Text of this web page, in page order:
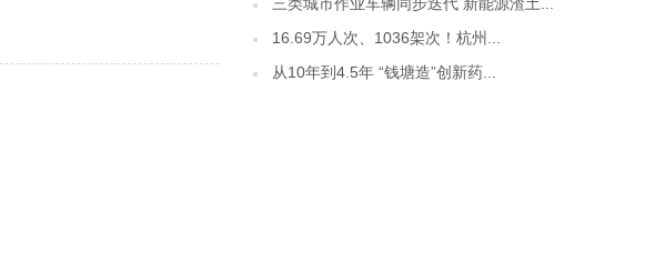
16.69万人次、1036架次！杭州...
从10年到4.5年 “钱塘造”创新药...